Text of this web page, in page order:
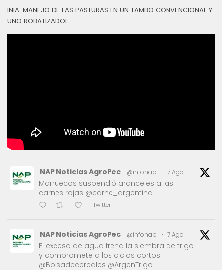
INIA: MANEJO DE LAS PASTURAS EN UN TAMBO CONVENCIONAL Y
UNO ROBATIZADOL
NAP Noticias AgroPec @infonap · 7 Ago
Marruecos suspendió aranceles a las
carnes rojas @carne_argentina
Twitter
NAP Noticias AgroPec @infonap · 7 Ago
El exceso de agua frena la siembra de trigo
y compromete a los ciclos cortos
@Bolsadecereales @ArgenTrigo